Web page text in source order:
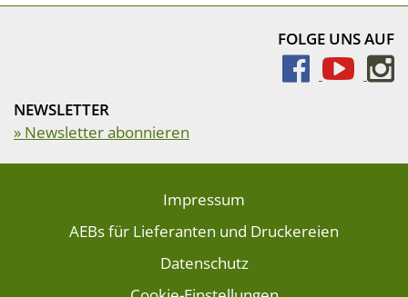
FOLGE UNS AUF
NEWSLETTER
» Newsletter abonnieren
Impressum
AEBs für Lieferanten und Druckereien
Datenschutz